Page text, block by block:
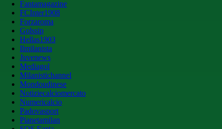
Fantamagazine
FCInter1908
Forzaroma
Golssip
Hellas1903
Ilmilanista
Juvenews
Mediagol
Milanistichannel
Mondoudinese
Notiziecalciomercato
Numericalcio
Padovasport
Pianetamilan